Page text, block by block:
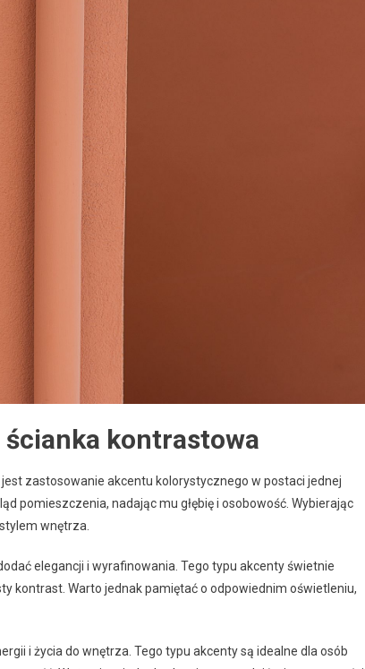
kontrastowa
zastosowanie akcentu kolorystycznego w postaci jednej
pomieszczenia, nadając mu głębię i osobowość. Wybierając
wnętrza.
elegancji i wyrafinowania. Tego typu akcenty świetnie
kontrast. Warto jednak pamiętać o odpowiednim oświetleniu,
i życia do wnętrza. Tego typu akcenty są idealne dla osób